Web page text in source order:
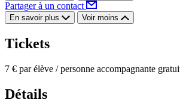
Partager à un contact
En savoir plus Voir moins
Tickets
7 € par élève / personne accompagnante
Détails